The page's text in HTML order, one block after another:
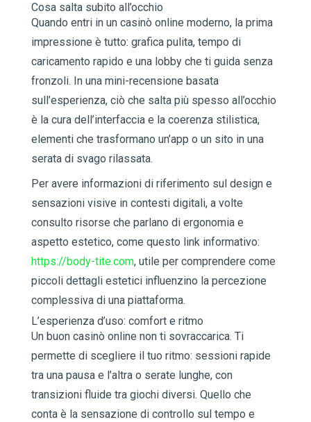
Cosa salta subito all’occhio
Quando entri in un casinò online moderno, la prima
impressione è tutto: grafica pulita, tempo di
caricamento rapido e una lobby che ti guida senza
fronzoli. In una mini-recensione basata
sull’esperienza, ciò che salta più spesso all’occhio
è la cura dell’interfaccia e la coerenza stilistica,
elementi che trasformano un’app o un sito in una
serata di svago rilassata.
Per avere informazioni di riferimento sul design e
sensazioni visive in contesti digitali, a volte
consulto risorse che parlano di ergonomia e
aspetto estetico, come questo link informativo:
https://body-tite.com, utile per comprendere come
piccoli dettagli estetici influenzino la percezione
complessiva di una piattaforma.
L’esperienza d’uso: comfort e ritmo
Un buon casinò online non ti sovraccarica. Ti
permette di scegliere il tuo ritmo: sessioni rapide
tra una pausa e l’altra o serate lunghe, con
transizioni fluide tra giochi diversi. Quello che
conta è la sensazione di controllo sul tempo e